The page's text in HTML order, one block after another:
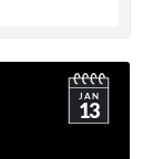
JAN
13